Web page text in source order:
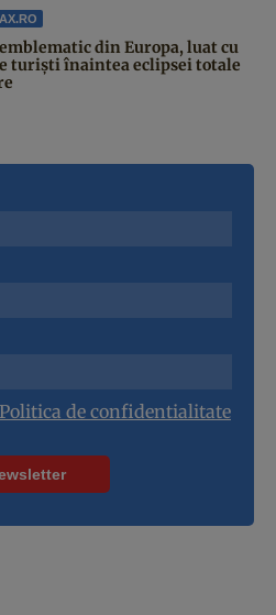
din Europa, luat cu
turiști înaintea eclipsei totale
Politica de confidentialitate